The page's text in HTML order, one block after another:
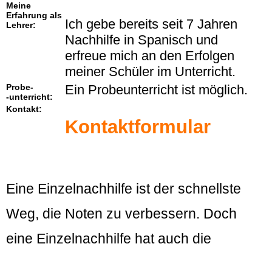
Meine
Erfahrung als
Lehrer:
Ich gebe bereits seit 7 Jahren
Nachhilfe in Spanisch und
erfreue mich an den Erfolgen
meiner Schüler im Unterricht.
Probe-
-unterricht:
Ein Probeunterricht ist möglich.
Kontakt:
Kontaktformular
Eine Einzelnachhilfe ist der schnellste
Weg, die Noten zu verbessern. Doch
eine Einzelnachhilfe hat auch die